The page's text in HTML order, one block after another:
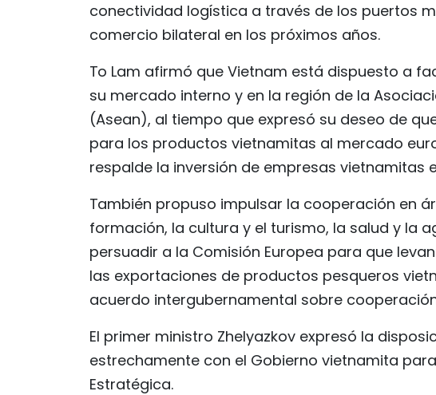
conectividad logística a través de los puertos
comercio bilateral en los próximos años.
To Lam afirmó que Vietnam está dispuesto a
su mercado interno y en la región de la
(Asean), al tiempo que expresó su deseo de
para los productos vietnamitas al mercado
respalde la inversión de empresas vietnamitas
También propuso impulsar la cooperación en
formación, la cultura y el turismo, la salud y la
persuadir a la Comisión Europea para que
las exportaciones de productos pesqueros
acuerdo intergubernamental sobre
El primer ministro Zhelyazkov expresó la
estrechamente con el Gobierno vietnamita
Estratégica.